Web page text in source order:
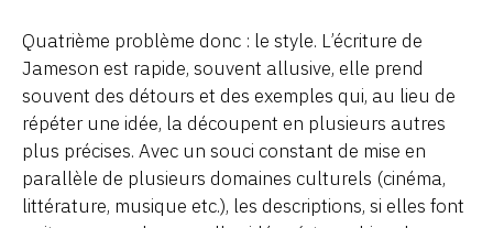
Quatrième problème donc : le style. L’écriture de
Jameson est rapide, souvent allusive, elle prend
souvent des détours et des exemples qui, au lieu de
répéter une idée, la découpent en plusieurs autres
plus précises. Avec un souci constant de mise en
parallèle de plusieurs domaines culturels (cinéma,
littérature, musique etc.), les descriptions, si elles font